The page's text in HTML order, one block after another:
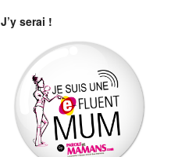
J’y serai !